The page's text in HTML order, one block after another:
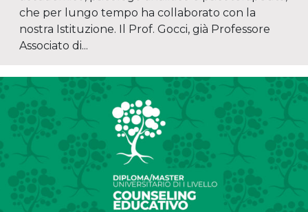
che per lungo tempo ha collaborato con la
nostra Istituzione. Il Prof. Gocci, già Professore
Associato di...